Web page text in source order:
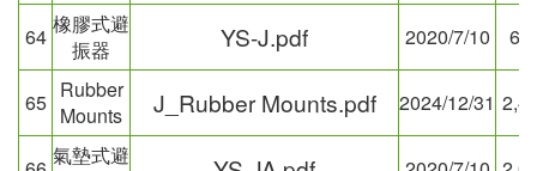
64 橡膠式避
振器
YS-J.pdf 2020/7/10
65 Rubber
Mounts
J_Rubber Mounts.pdf 2024/12/31
氣墊式避